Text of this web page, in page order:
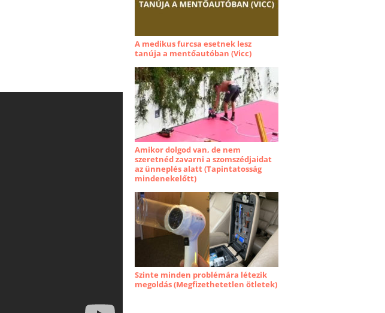
A medikus furcsa esetnek lesz
tanúja a mentőautóban (Vicc)
Amikor dolgod van, de nem
szeretnéd zavarni a szomszédjaidat
az ünneplés alatt (Tapintatosság
mindenekelőtt)
Szinte minden problémára létezik
megoldás (Megfizethetetlen ötletek)